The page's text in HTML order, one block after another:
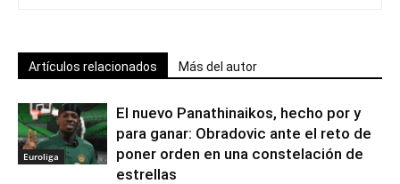
Artículos relacionados Más del autor
Euroliga
El nuevo Panathinaikos, hecho por y
para ganar: Obradovic ante el reto de
poner orden en una constelación de
estrellas